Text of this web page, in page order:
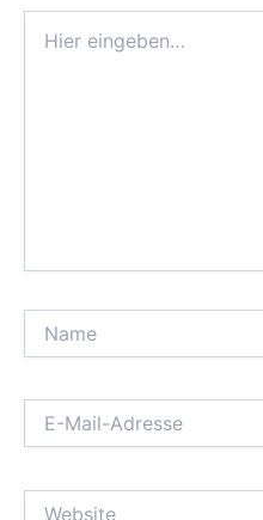
eingeben…
Mail-